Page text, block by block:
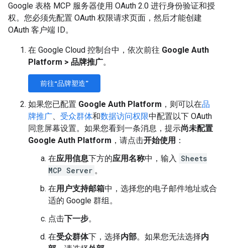
Google 表格 MCP 服务器使用 OAuth 2.0 进行身份验证和授
权。您必须先配置 OAuth 权限请求页面，然后才能创建
OAuth 客户端 ID。
在 Google Cloud 控制台中，依次前往 Google Auth
Platform > 品牌推广。
前往“品牌塑造”
如果您已配置 Google Auth Platform ，则可以在品
牌推广、 受众群体和数据访问权限中配置以下 OAuth
同意屏幕设置。如果您看到一条消息，提示尚未配置
Google Auth Platform ，请点击开始使用 ：
在应用信息下方的应用名称中，输入 Sheets
MCP Server 。
在用户支持邮箱中，选择您的电子邮件地址或合
适的 Google 群组。
点击下一步。
在受众群体下，选择内部。如果您无法选择内